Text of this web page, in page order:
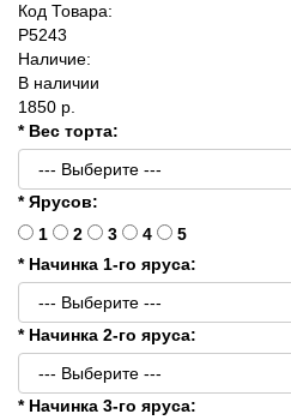
Код Товара:
P5243
Наличие:
В наличии
1850 р.
* Вес торта:
* Ярусов:
1
2 3 4
5
* Начинка 1-го яруса:
* Начинка 2-го яруса:
* Начинка 3-го яруса: